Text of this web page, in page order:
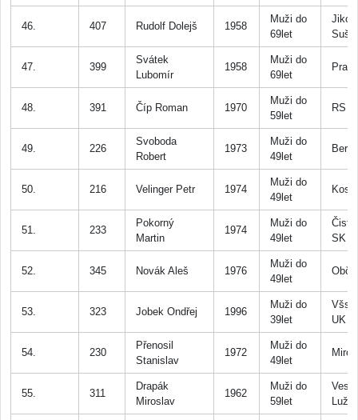
46. 407 Rudolf Dolejš 1958
Muži do
69let
Jiko
47. 399
Svátek
Lubomír
1958
Muži do
69let
48. 391 Číp Roman 1970
Muži do
59let
RS
49. 226
Svoboda
Robert
1973
Muži do
49let
50. 216 Velinger Petr 1974
Muži do
49let
51. 233
Pokorný
Martin
1974
Muži do
49let
Čistý
SK
52. 345 Novák Aleš 1976
Muži do
49let
53. 323 Jobek Ondřej 1996
Muži do
39let
Všsk
UK
54. 230
Přenosil
Stanislav
1972
Muži do
49let
55. 311
Drapák
Miroslav
1962
Muži do
59let